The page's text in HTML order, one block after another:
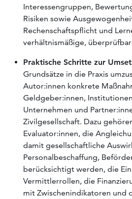
Interessengruppen,
Risiken sowie
Rechenschaftspflicht und
verhältnismäßige,
Praktische Schritte zur
Grundsätze in die Praxis
Autor:innen konkrete
Geldgeber:innen,
Unternehmen und
Zivilgesellschaft. Dazu
Evaluator:innen, die
damit gesellschaftliche
Personalbeschaffung,
berücksichtigt werden, die
Vermittlerrollen, die
mit Zwischenindikatoren und